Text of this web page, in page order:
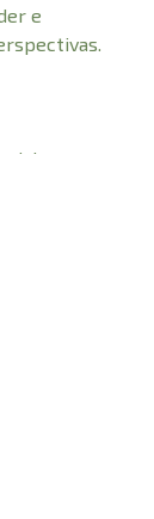
e
para